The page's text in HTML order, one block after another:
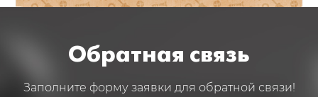
Обратная связь
Заполните форму заявки для обратной связи!